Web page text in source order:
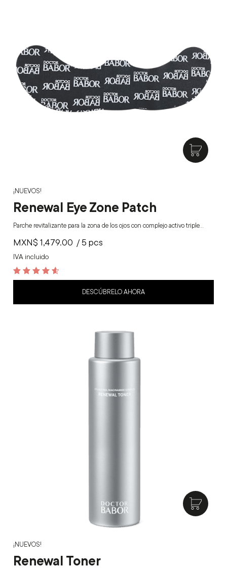
¡NUEVOS!
Renewal Eye Zone Patch
Parche revitalizante para la zona de los ojos con complejo activo triple…
MXN$ 1,479.00
IVA incluido
/ 5 pcs
4.7
DESCÚBRELO AHORA
¡NUEVOS!
Renewal Toner